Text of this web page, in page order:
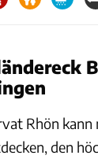
Rhön kann
den